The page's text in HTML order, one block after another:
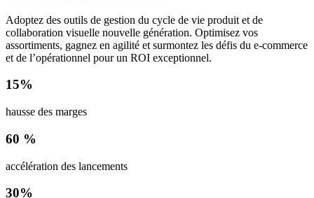
Adoptez des outils de gestion du cycle de vie produit et de
collaboration visuelle nouvelle génération. Optimisez vos
assortiments, gagnez en agilité et surmontez les défis du e-commerce
et de l’opérationnel pour un ROI exceptionnel.
15%
hausse des marges
60 %
accélération des lancements
30%